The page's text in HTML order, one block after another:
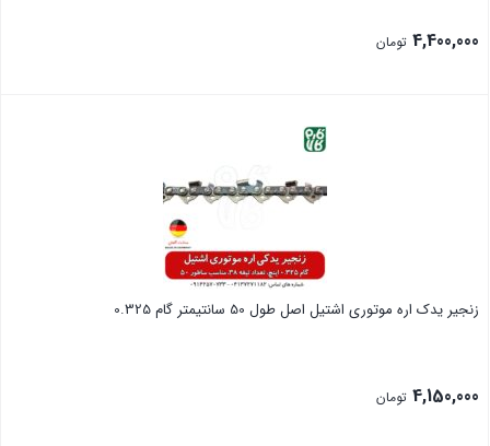
4,400,000 تومان
زنجیر یدک اره موتوری اشتیل اصل طول 50 سانتیمتر گام 0.325
4,150,000 تومان